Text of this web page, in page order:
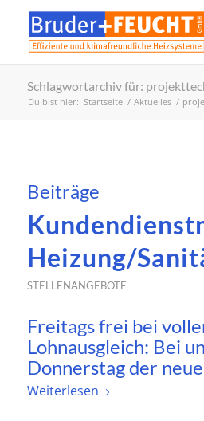
Schlagwortarchiv für:
Du bist hier: Startseite / Aktuelles /
Beiträge
Heizung/
STELLENANGEBOTE
Freitags frei bei
Lohnausgleich: Bei
Donnerstag der
Weiterlesen